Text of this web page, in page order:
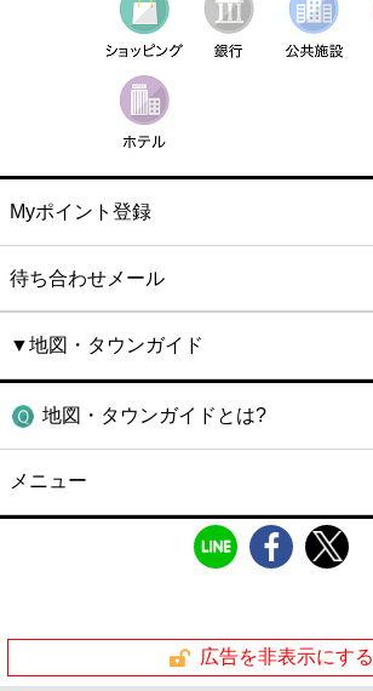
Myポイント登録
待ち合わせメール
▼地図・タウンガイド
地図・タウンガイドとは?
メニュー
広告を非表示にする